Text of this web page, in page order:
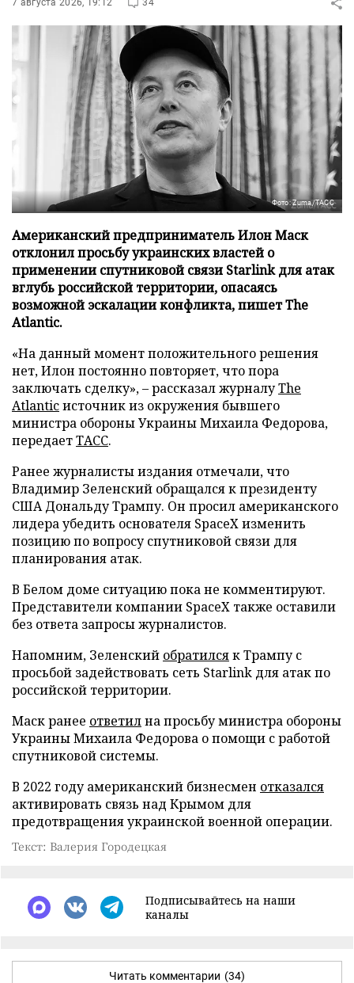
7 августа 2026, 19:12 34
Фото: Zuma/ТАСС
Американский предприниматель Илон Маск
отклонил просьбу украинских властей о
применении спутниковой связи Starlink для атак
вглубь российской территории, опасаясь
возможной эскалации конфликта, пишет The
Atlantic.
«На данный момент положительного решения
нет, Илон постоянно повторяет, что пора
заключать сделку», – рассказал журналуThe
Atlanticисточник из окружения бывшего
министра обороны Украины Михаила Федорова,
передаетТАСС.
Ранее журналисты издания отмечали, что
Владимир Зеленский обращался к президенту
США Дональду Трампу. Он просил американского
лидера убедить основателя SpaceX изменить
позицию по вопросу спутниковой связи для
планирования атак.
В Белом доме ситуацию пока не комментируют.
Представители компании SpaceX также оставили
без ответа запросы журналистов.
Напомним, Зеленский обратилсяк Трампу с
просьбой задействовать сеть Starlink для атак по
российской территории.
Маск ранее ответилна просьбу министра обороны
Украины Михаила Федорова о помощи с работой
спутниковой системы.
В 2022 году американский бизнесмен отказался
активировать связь над Крымом для
предотвращения украинской военной операции.
Текст: Валерия Городецкая
Подписывайтесь на наши
каналы
Читать комментарии (34)